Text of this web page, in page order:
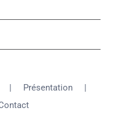
Présentation